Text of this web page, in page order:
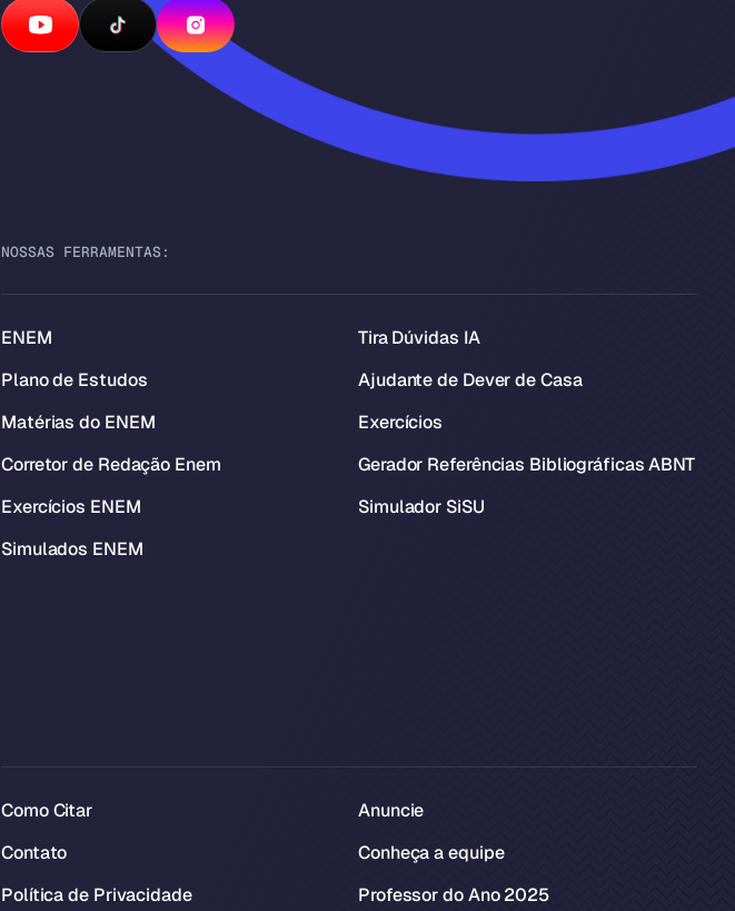
NOSSAS FERRAMENTAS:
ENEM
Plano de Estudos
Matérias do ENEM
Corretor de Redação Enem
Exercícios ENEM
Simulados ENEM
Tira Dúvidas IA
Ajudante de Dever de Casa
Exercícios
Gerador Referências Bibliográficas ABNT
Simulador SiSU
Como Citar
Contato
Política de Privacidade
Anuncie
Conheça a equipe
Professor do Ano 2025